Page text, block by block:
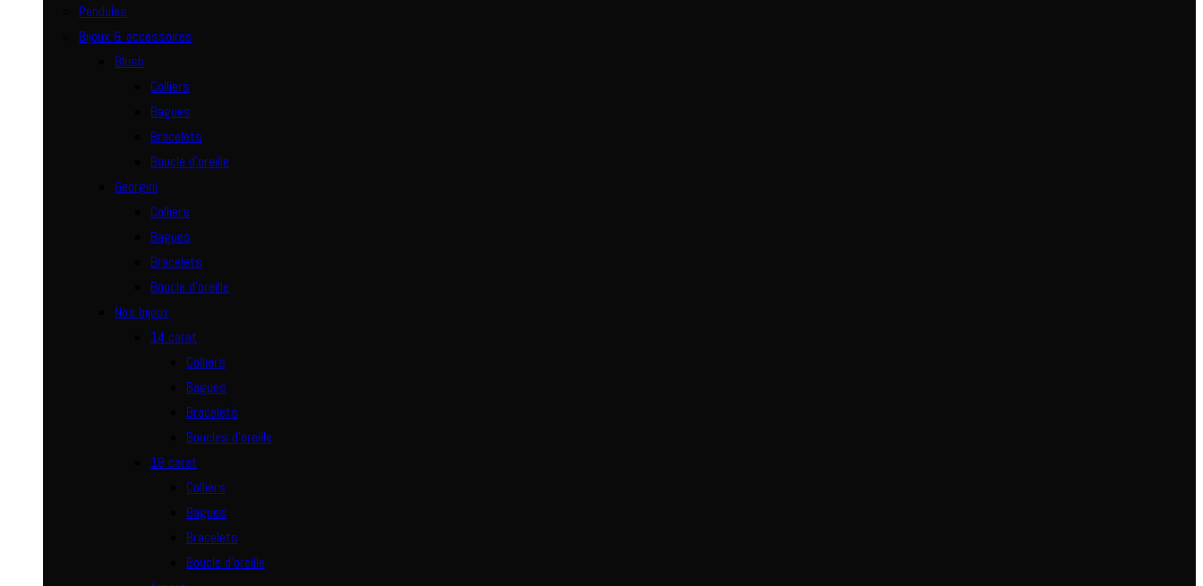
Pendules
Bijoux & accessoires
Blush
Colliers
Bagues
Bracelets
Boucle d’oreille
Georgini
Colliers
Bagues
Bracelets
Boucle d’oreille
Nos bijoux
14 carat
Colliers
Bagues
Bracelets
Boucles d’oreille
18 carat
Colliers
Bagues
Bracelets
Boucle d’oreille